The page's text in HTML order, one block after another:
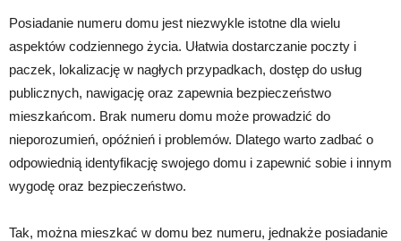
Posiadanie numeru domu jest niezwykle istotne dla wielu
aspektów codziennego życia. Ułatwia dostarczanie poczty i
paczek, lokalizację w nagłych przypadkach, dostęp do usług
publicznych, nawigację oraz zapewnia bezpieczeństwo
mieszkańcom. Brak numeru domu może prowadzić do
nieporozumień, opóźnień i problemów. Dlatego warto zadbać o
odpowiednią identyfikację swojego domu i zapewnić sobie i innym
wygodę oraz bezpieczeństwo.
Tak, można mieszkać w domu bez numeru, jednakże posiadanie